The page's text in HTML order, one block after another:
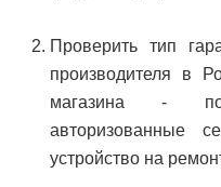
Проверить тип
производителя в
магазина -
авторизованные
устройство на